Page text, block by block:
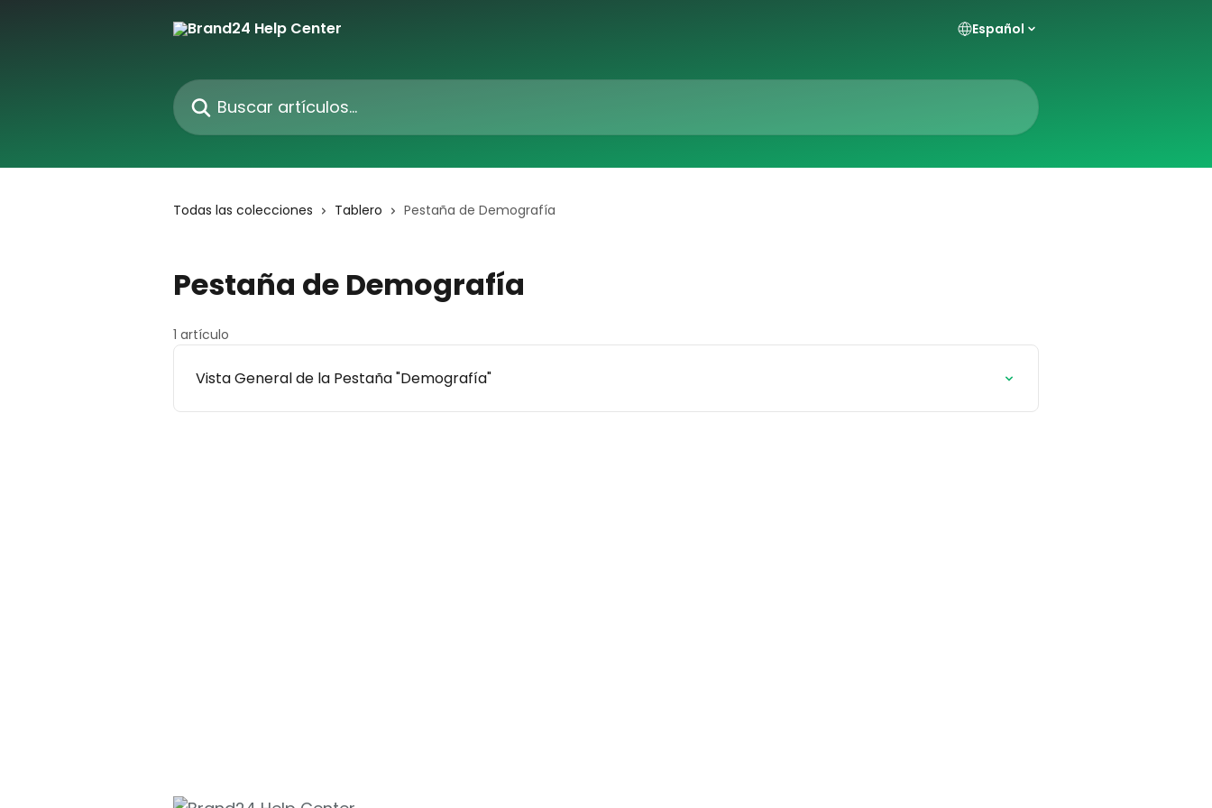
Español
Buscar artículos...
Todas las colecciones Tablero Pestaña de Demografía
Pestaña de Demografía
1 artículo
Vista General de la Pestaña "Demografía"